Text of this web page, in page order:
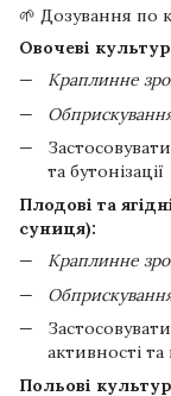
🌱 Дозування по
Овочеві
Краплинне
та бутонізації
Плодові та
суниця):
Краплинне
активності та
Польові